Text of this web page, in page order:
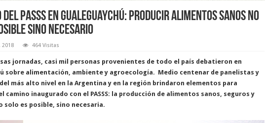
del PASSS en Gualeguaychú: producir alimentos sanos no
sino necesario
2018 464 Visitas
jornadas, casi mil personas provenientes de todo el país debatieron en
sobre alimentación, ambiente y agroecología. Medio centenar de panelistas y
más alto nivel en la Argentina y en la región brindaron elementos para
camino inaugurado con el PASSS: la producción de alimentos sanos, seguros y
solo es posible, sino necesaria.